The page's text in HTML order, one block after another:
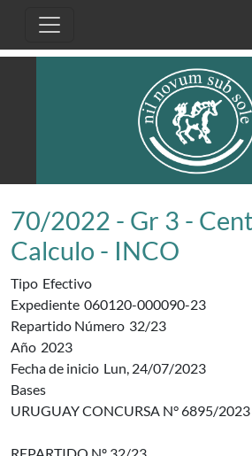
70/2022 - Gr 3 -
Calculo - INCO
Tipo Efectivo
Expediente 060120-000090-23
Repartido Número 32/23
Año 2023
Fecha de inicio Lun, 24/07/2023
Bases
URUGUAY CONCURSA N° 6895/2023